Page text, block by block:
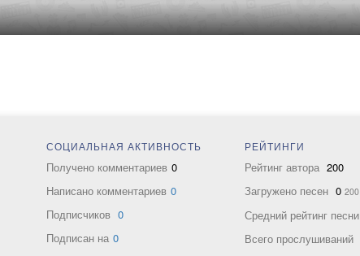
СОЦИАЛЬНАЯ АКТИВНОСТЬ
Получено комментариев 0
Написано комментариев 0
Подписчиков 0
Подписан на 0
РЕЙТИНГИ
Рейтинг автора 200
Загружено песен 0 200
Средний рейтинг песни
Всего прослушиваний